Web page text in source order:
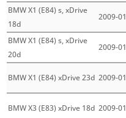
BMW X1 (E84) s, xDrive
18d
2009-01
BMW X1 (E84) s, xDrive
20d
2009-01
BMW X1 (E84) xDrive 23d 2009-01
BMW X3 (E83) xDrive 18d 2009-01